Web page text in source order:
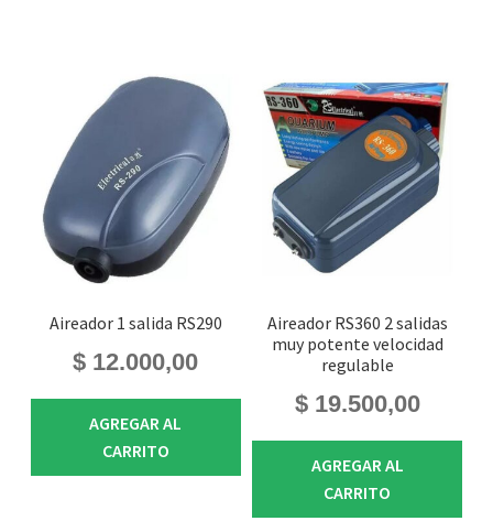
Aireador 1 salida RS290
$ 12.000,00
AGREGAR AL
CARRITO
Aireador RS360 2 salidas
muy potente velocidad
regulable
$19.500,00
AGREGAR AL
CARRITO